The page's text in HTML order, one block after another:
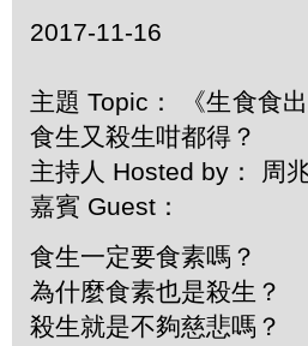
2017-11-16
主題 Topic： 《生食食
食生又殺生咁都得？
主持人 Hosted by： 周
嘉賓 Guest：
食生一定要食素嗎？
為什麼食素也是殺生？
殺生就是不夠慈悲嗎？